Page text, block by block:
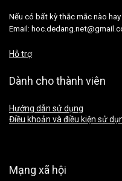
Nếu có bất kỳ thắc mắc nào
Email:
Hỗ trợ
Dành cho thành viên
Hướng dẫn sử dụng
Điều khoản và điều kiện sử
Mạng xã hội